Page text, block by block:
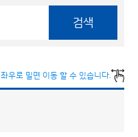
검색
좌우로 밀면 이동 할 수 있습니다.